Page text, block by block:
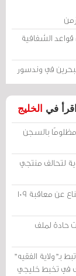
الشفافية
في وندسور
اقرأ في الخليج
بالسجن
لتحالف منتجي
محكمة «أمن الدولة» في الكويت: الامتناع عن معاقبة 109
حادة لملف
بـ"ولاية الفقيه"
في تخبط خليجي